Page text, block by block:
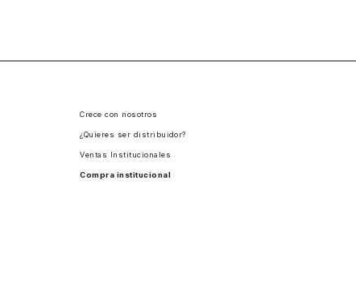
Crece con nosotros
¿Quieres ser distribuidor?
Ventas Institucionales
Compra institucional